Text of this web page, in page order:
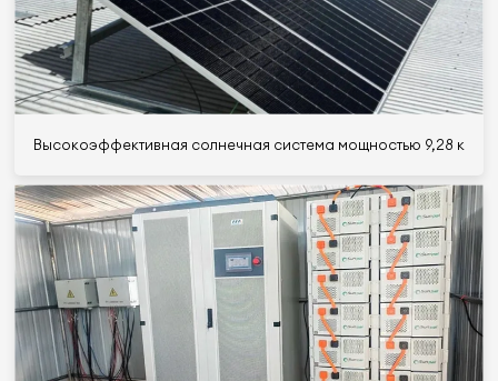
Высокоэффективная солнечная система мощностью 9,28 кВт